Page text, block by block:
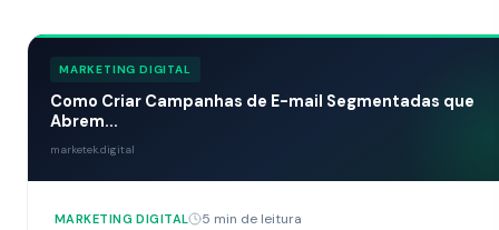
MARKETING DIGITAL
Como Criar Campanhas de E-mail Segmentadas que
Abrem...
marketek.digital
MARKETING DIGITAL 5 min de leitura